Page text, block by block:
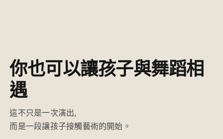
你也可以讓孩子與舞蹈相
遇
這不只是一次演出,
而是一段讓孩子接觸藝術的開始。